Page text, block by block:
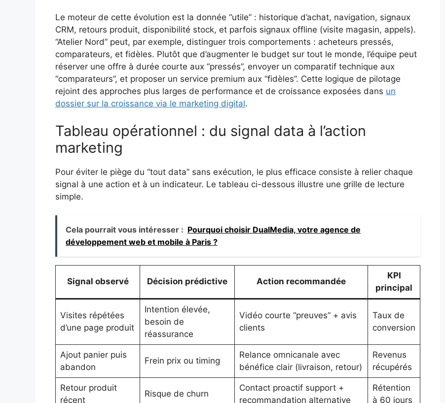
Le moteur de cette évolution est la donnée “utile” : historique d’achat, navigation, signaux
CRM, retours produit, disponibilité stock, et parfois signaux offline (visite magasin, appels).
“Atelier Nord” peut, par exemple, distinguer trois comportements : acheteurs pressés,
comparateurs, et fidèles. Plutôt que d’augmenter le budget sur tout le monde, l’équipe peut
réserver une offre à durée courte aux “pressés”, envoyer un comparatif technique aux
“comparateurs”, et proposer un service premium aux “fidèles”. Cette logique de pilotage
rejoint des approches plus larges de performance et de croissance exposées dans un
dossier sur la croissance via le marketing digital.
Tableau opérationnel : du signal data à l’action
marketing
Pour éviter le piège du “tout data” sans exécution, le plus efficace consiste à relier chaque
signal à une action et à un indicateur. Le tableau ci-dessous illustre une grille de lecture
simple.
Cela pourrait vous intéresser : Pourquoi choisir DualMedia, votre agence de
développement web et mobile à Paris ?
Signal observé Décision prédictive Action recommandée
KPI
principal
Visites répétées
d’une page produit
Intention élevée,
besoin de
réassurance
Vidéo courte “preuves” + avis
clients
Taux de
conversion
Ajout panier puis
abandon
Frein prix ou timing
Relance omnicanale avec
bénéfice clair (livraison, retour)
Revenus
récupérés
Retour produit
récent
Risque de churn
Contact proactif support +
recommandation alternative
Rétention
à 60 jours